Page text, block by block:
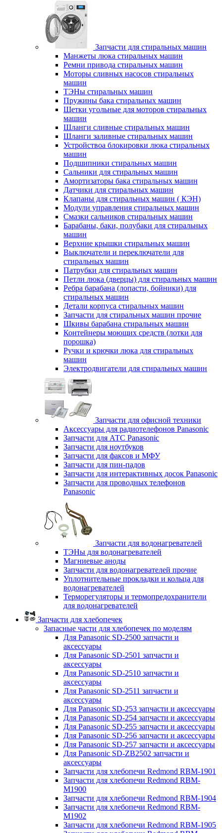
Запчасти для стиральных машин
Манжеты люка стиральных машин
Ремни привода стиральных машин
Моторы сливных насосов стиральных
машин
ТЭНы стиральных машин
Пружины бака стиральных машин
Щетки угольные для моторов стиральных
машин
Шланги сливные стиральных машин
Шланги заливные стиральных машин
Устройствоа блокировки люка стиральных
машин
Подшипники стиральных машин
Сальники для стиральных машин
Амортизаторы бака стиральных машин
Датчики для стиральных машин
Клапаны для стиральных машин ( КЭН)
Модули управления стиральных машин
Смазки сальников стиральных машин
Барабаны, баки, полубаки для стиральных
машин
Верхние крышки стиральных машин
Выключатели и переключатели для
стиральных машин
Патрубки для стиральных машин
Петли люка (дверцы) для стиральных машин
Ребра барабана (лопасти, бойники) для
стиральных машин
Детали корпуса стиральных машин
Запчасти для стиральных машин прочие
Шкивы барабана стиральных машин
Контейнеры моющих средств (лотки для
порошка)
Ручки и крючки люка для стиральных
машин
Электродвигатели для стиральных машин
Запчасти для офисной техники
Аксессуары для радиотелефонов Panasonic
Запчасти для АТС Panasonic
Запчасти для ноутбуков
Запчасти для факсов и МФУ
Запчасти для пин-падов
Запчасти для интерактивных досок Panasonic
Запчасти для проводных телефонов
Panasonic
Запчасти для водонагревателей
ТЭНы для водонагревателей
Магниевые аноды
Запчасти для водонагревателей прочие
Уплотнительные прокладки и кольца для
водонагревателей
Терморегуляторы и термопредохранители
для водонагревателей
Запчасти для хлебопечек
Запасные части для хлебопечек по моделям
Для Panasonic SD-2500 запчасти и
аксессуары
Для Panasonic SD-2501 запчасти и
аксессуары
Для Panasonic SD-2510 запчасти и
аксессуары
Для Panasonic SD-2511 запчасти и
аксессуары
Для Panasonic SD-253 запчасти и аксессуары
Для Panasonic SD-254 запчасти и аксессуары
Для Panasonic SD-255 запчасти и аксессуары
Для Panasonic SD-256 запчасти и аксессуары
Для Panasonic SD-257 запчасти и аксессуары
Для Panasonic SD-ZB2502 запчасти и
аксессуары
Запчасти для хлебопечи Redmond RBM-1901
Запчасти для хлебопечи Redmond RBM-
M1900
Запчасти для хлебопечи Redmond RBM-1904
Запчасти для хлебопечи Redmond RBM-
M1902
Запчасти для хлебопечи Redmond RBM-1905